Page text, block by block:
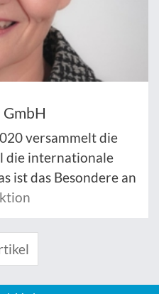
versammelt die
die internationale
ist das Besondere an